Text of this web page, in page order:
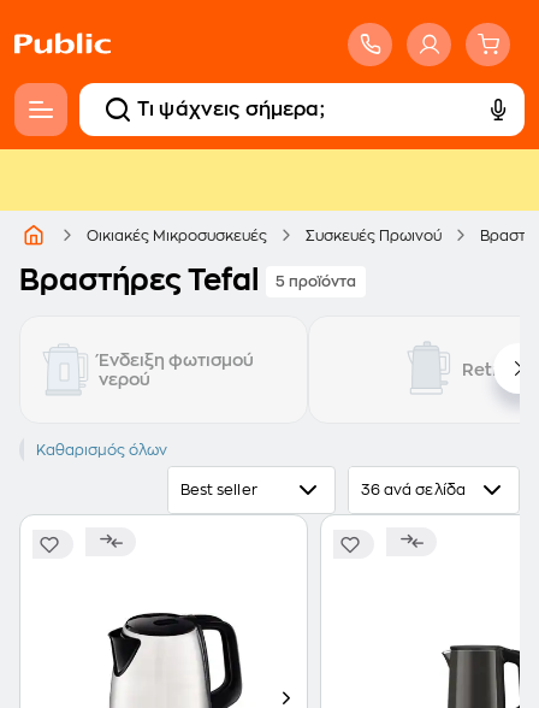
Οικιακές Μικροσυσκευές Συσκευές Πρωινού
Bραστήρες Tefal 5 προϊόντα
Ένδειξη φωτισμού
νερού
Retro
TEFAL
Καθαρισμός όλων
Best seller 36 ανά σελίδα